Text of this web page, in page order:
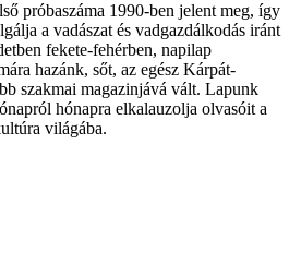
próbaszáma 1990-ben jelent meg, így
a vadászat és vadgazdálkodás iránt
fekete-fehérben, napilap
hazánk, sőt, az egész Kárpát-
szakmai magazinjává vált. Lapunk
hónapra elkalauzolja olvasóit a
világába.